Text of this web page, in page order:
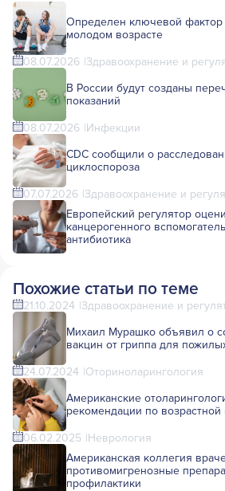
Определен ключевой фактор
молодом возрасте
08.07.2026 Здравоохранение и
В России будут созданы
показаний
08.07.2026 Инфекции
CDC сообщили о
циклоспороза
07.07.2026 Здравоохранение и
Европейский регулятор
канцерогенного
антибиотика
Похожие статьи по теме
21.10.2024 Здравоохранение и
Михаил Мурашко объявил о
вакцин от гриппа для
24.07.2024 Оториноларингология
Американские
рекомендации по возрастной
06.02.2025 Неврология
Американская коллегия
противомигренозные
профилактики